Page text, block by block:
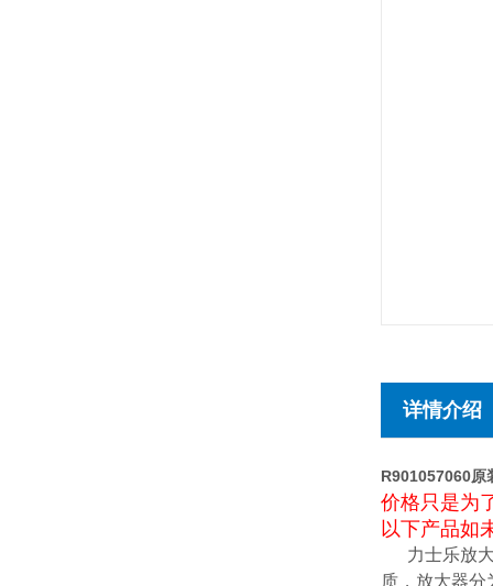
详情介绍
R901057060原
价格只是为
以下产品如
力士乐放大
质，放大器